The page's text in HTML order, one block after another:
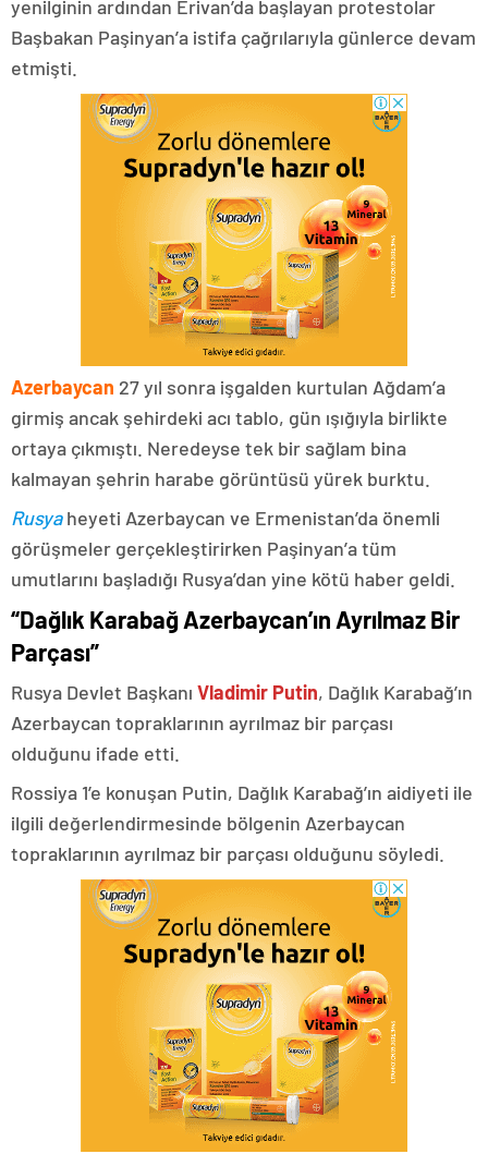
yenilginin ardından Erivan’da başlayan protestolar
Başbakan Paşinyan’a istifa çağrılarıyla günlerce devam
etmişti.
Azerbaycan 27 yıl sonra işgalden kurtulan Ağdam’a
girmiş ancak şehirdeki acı tablo, gün ışığıyla birlikte
ortaya çıkmıştı. Neredeyse tek bir sağlam bina
kalmayan şehrin harabe görüntüsü yürek burktu.
Rusyaheyeti Azerbaycan ve Ermenistan’da önemli
görüşmeler gerçekleştirirken Paşinyan’a tüm
umutlarını başladığı Rusya’dan yine kötü haber geldi.
“Dağlık Karabağ Azerbaycan’ın Ayrılmaz Bir
Parçası”
Rusya Devlet Başkanı Vladimir Putin, Dağlık Karabağ’ın
Azerbaycan topraklarının ayrılmaz bir parçası
olduğunu ifade etti.
Rossiya 1’e konuşan Putin, Dağlık Karabağ’ın aidiyeti ile
ilgili değerlendirmesinde bölgenin Azerbaycan
topraklarının ayrılmaz bir parçası olduğunu söyledi.